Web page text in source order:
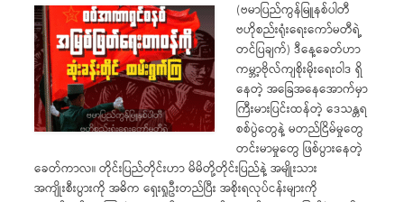
(ဗမာပြည်ကွန်မြူနစ်ပါတီ
ဗဟိုစည်းရုံးရေးကော်မတီရဲ့
တင်ပြချက်) ဒီနေ့ခေတ်ဟာ
ကမ္ဘာ့ဗိုလ်ကျစိုးမိုးရေးဝါဒ ရှိ
နေတဲ့ အခြေအနေအောက်မှာ
ကြီးမားပြင်းထန်တဲ့ ဒေသန္တရ
စစ်ပွဲတွေနဲ့ မတည်ငြိမ်မှုတွေ
တင်းမာမှုတွေ ဖြစ်ပွားနေတဲ့
ခေတ်ကာလ။ တိုင်းပြည်တိုင်းဟာ မိမိတို့တိုင်းပြည်နဲ့ အမျိုးသား
အကျိုးစီးပွားကို အဓိက ရှေးရှုဦးတည်ပြီး အစိုးရလုပ်ငန်းများကို